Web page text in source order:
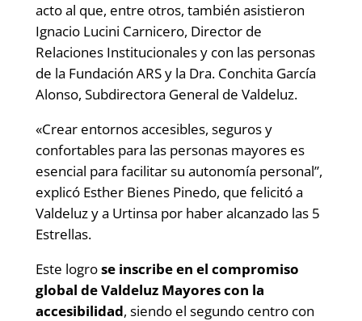
acto al que, entre otros, también asistieron
Ignacio Lucini Carnicero, Director de
Relaciones Institucionales y con las personas
de la Fundación ARS y la Dra. Conchita García
Alonso, Subdirectora General de Valdeluz.
«Crear entornos accesibles, seguros y
confortables para las personas mayores es
esencial para facilitar su autonomía personal”,
explicó Esther Bienes Pinedo, que felicitó a
Valdeluz y a Urtinsa por haber alcanzado las 5
Estrellas.
Este logrose inscribe en el compromiso
global de Valdeluz Mayores con la
accesibilidad, siendo el segundo centro con